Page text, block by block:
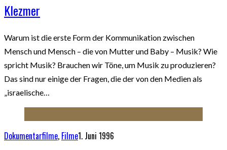
Klezmer
Warum ist die erste Form der Kommunikation zwischen
Mensch und Mensch – die von Mutter und Baby – Musik? Wie
spricht Musik? Brauchen wir Töne, um Musik zu produzieren?
Das sind nur einige der Fragen, die der von den Medien als
„israelische…
Dokumentarfilme, Filme1. Juni 1996